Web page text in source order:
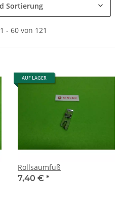
Sortierung
- 60 von 121
AUF LAGER
Rollsaumfuß
7,40 € *